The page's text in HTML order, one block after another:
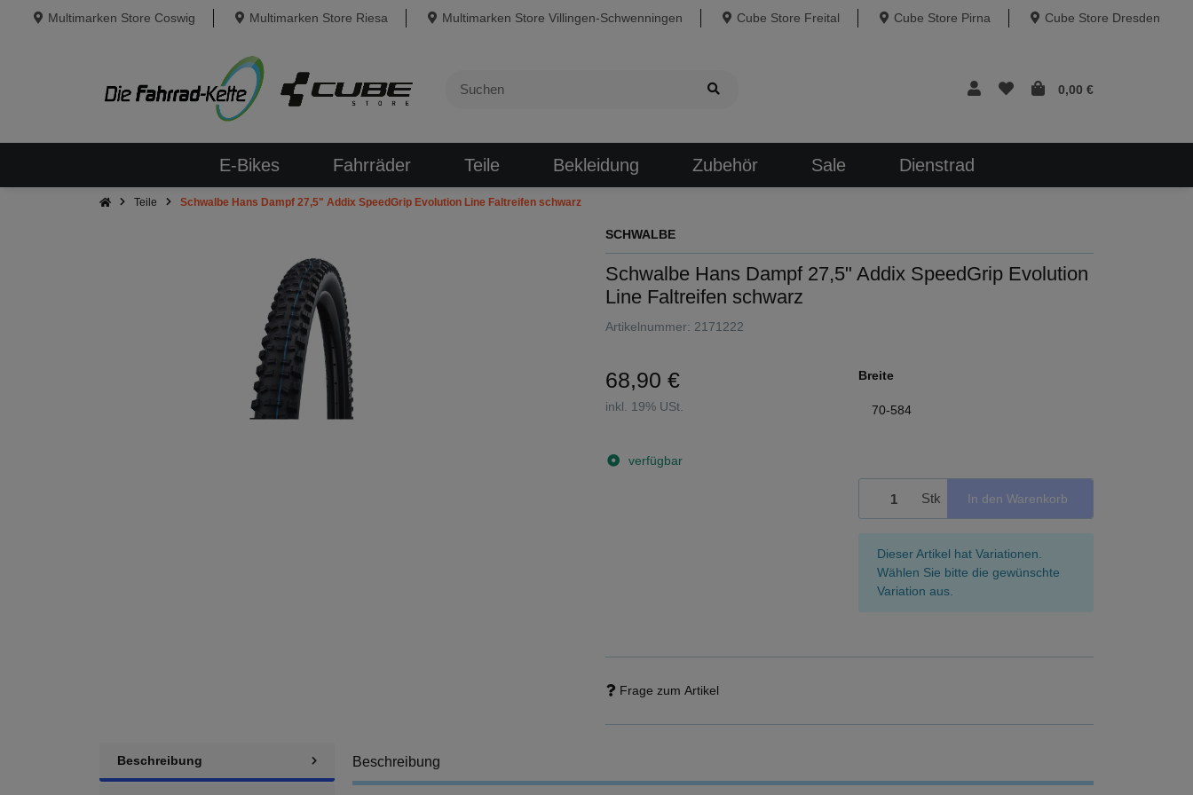
Multimarken Store Coswig Multimarken Store Riesa Multimarken Store Villingen-Schwenningen Cube Store Freital Cube Store Pirna Cube Store Dresden
0,00 €
E-Bikes Fahrräder Teile Bekleidung Zubehör Sale Dienstrad
Teile Schwalbe Hans Dampf 27,5" Addix SpeedGrip Evolution Line Faltreifen schwarz
SCHWALBE
Schwalbe Hans Dampf 27,5" Addix SpeedGrip Evolution
Line Faltreifen schwarz
Artikelnummer: 2171222
68,90 €
inkl. 19% USt.
verfügbar
Breite
70-584
Stk In den Warenkorb
x
Dieser Artikel hat Variationen.
Wählen Sie bitte die gewünschte
Variation aus.
Frage zum Artikel
Beschreibung Beschreibung